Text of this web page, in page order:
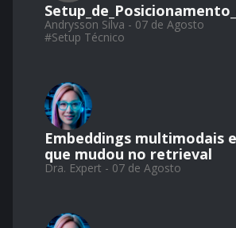
Andrysson Silva - 07 de Agosto
#Setup Técnico
Embeddings multimodais
que mudou no retrieval
Dra. Expert - 07 de Agosto